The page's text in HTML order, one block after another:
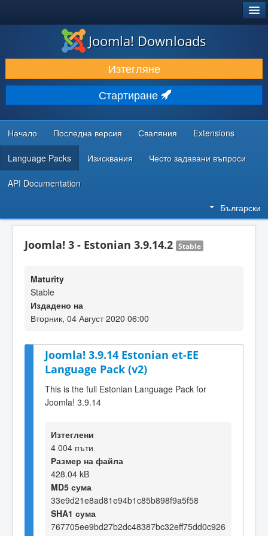
ИЗТЕГЛЯНЕ & РАЗШИРЯВАНЕ
ОТКРИВАЙТЕ & УЧЕТЕ
ОБЩНОСТ & ПОДДРЪЖКА
РЕСУРСИ ЗА РАЗРАБОТКА
Joomla! Downloads
Изтегляне
Стартиране
Начало Последна версия Сваляния Extensions
Language Packs Изисквания Често задавани въпроси
API Documentation
Български
Joomla! 3 - Estonian 3.9.14.2 Stable
Maturity
Stable
Издадено на
Вторник, 04 Август 2020 06:00
Joomla! 3.9.14 Estonian et-EE
Language Pack (v2)
This is the full Estonian Language Pack for
Joomla! 3.9.14
Изтеглени
4 004 пъти
Размер на файла
428.04 kB
MD5 сума
33e9d21e8ad81e94b1c85b898f9a5f58
SHA1 сума
767705ee9bd27b2dc48387bc32eff75dd0c926